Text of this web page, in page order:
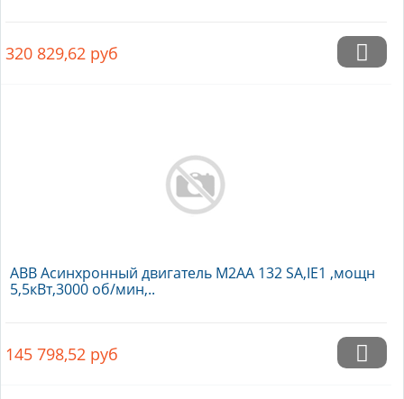
320 829,62 руб
ABB Асинхронный двигатель M2AA 132 SA,IE1 ,мощн
5,5кВт,3000 об/мин,..
145 798,52 руб